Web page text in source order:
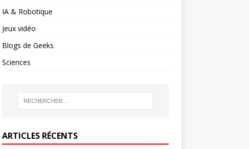
IA & Robotique
Jeux vidéo
Blogs de Geeks
Sciences
ARTICLES RÉCENTS